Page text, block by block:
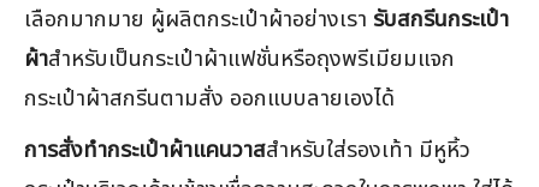
เลือกมากมาย ผู้ผลิตกระเป๋าผ้าอย่างเรา รับสกรีนกระเป๋า
ผ้าสำหรับเป็นกระเป๋าผ้าแฟชั่นหรือถุงพรีเมียมแจก
กระเป๋าผ้าสกรีนตามสั่ง ออกแบบลายเองได้
การสั่งทำกระเป๋าผ้าแคนวาสสำหรับใส่รองเท้า มีหูหิ้ว